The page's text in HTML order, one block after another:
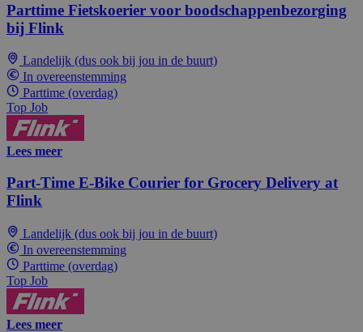
Parttime Fietskoerier voor boodschappenbezorging
bij Flink
Landelijk (dus ook bij jou in de buurt)
In overeenstemming
Parttime (overdag)
Top Job
Lees meer
Part-Time E-Bike Courier for Grocery Delivery at
Flink
Landelijk (dus ook bij jou in de buurt)
In overeenstemming
Parttime (overdag)
Top Job
Lees meer